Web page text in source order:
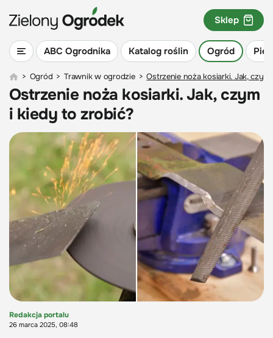
ABC Ogrodnika Katalog roślin Ogród
Sklep
> Ogród > Trawnik w ogrodzie > Ostrzenie noża kosiarki. Jak,
Ostrzenie noża kosiarki. Jak, czym
i kiedy to zrobić?
Redakcja portalu
26 marca 2025, 08:48